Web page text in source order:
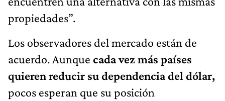
propiedades”.
Los observadores del mercado están de
acuerdo. Aunque cada vez más países
quieren reducir su dependencia del dólar,
pocos esperan que su posición